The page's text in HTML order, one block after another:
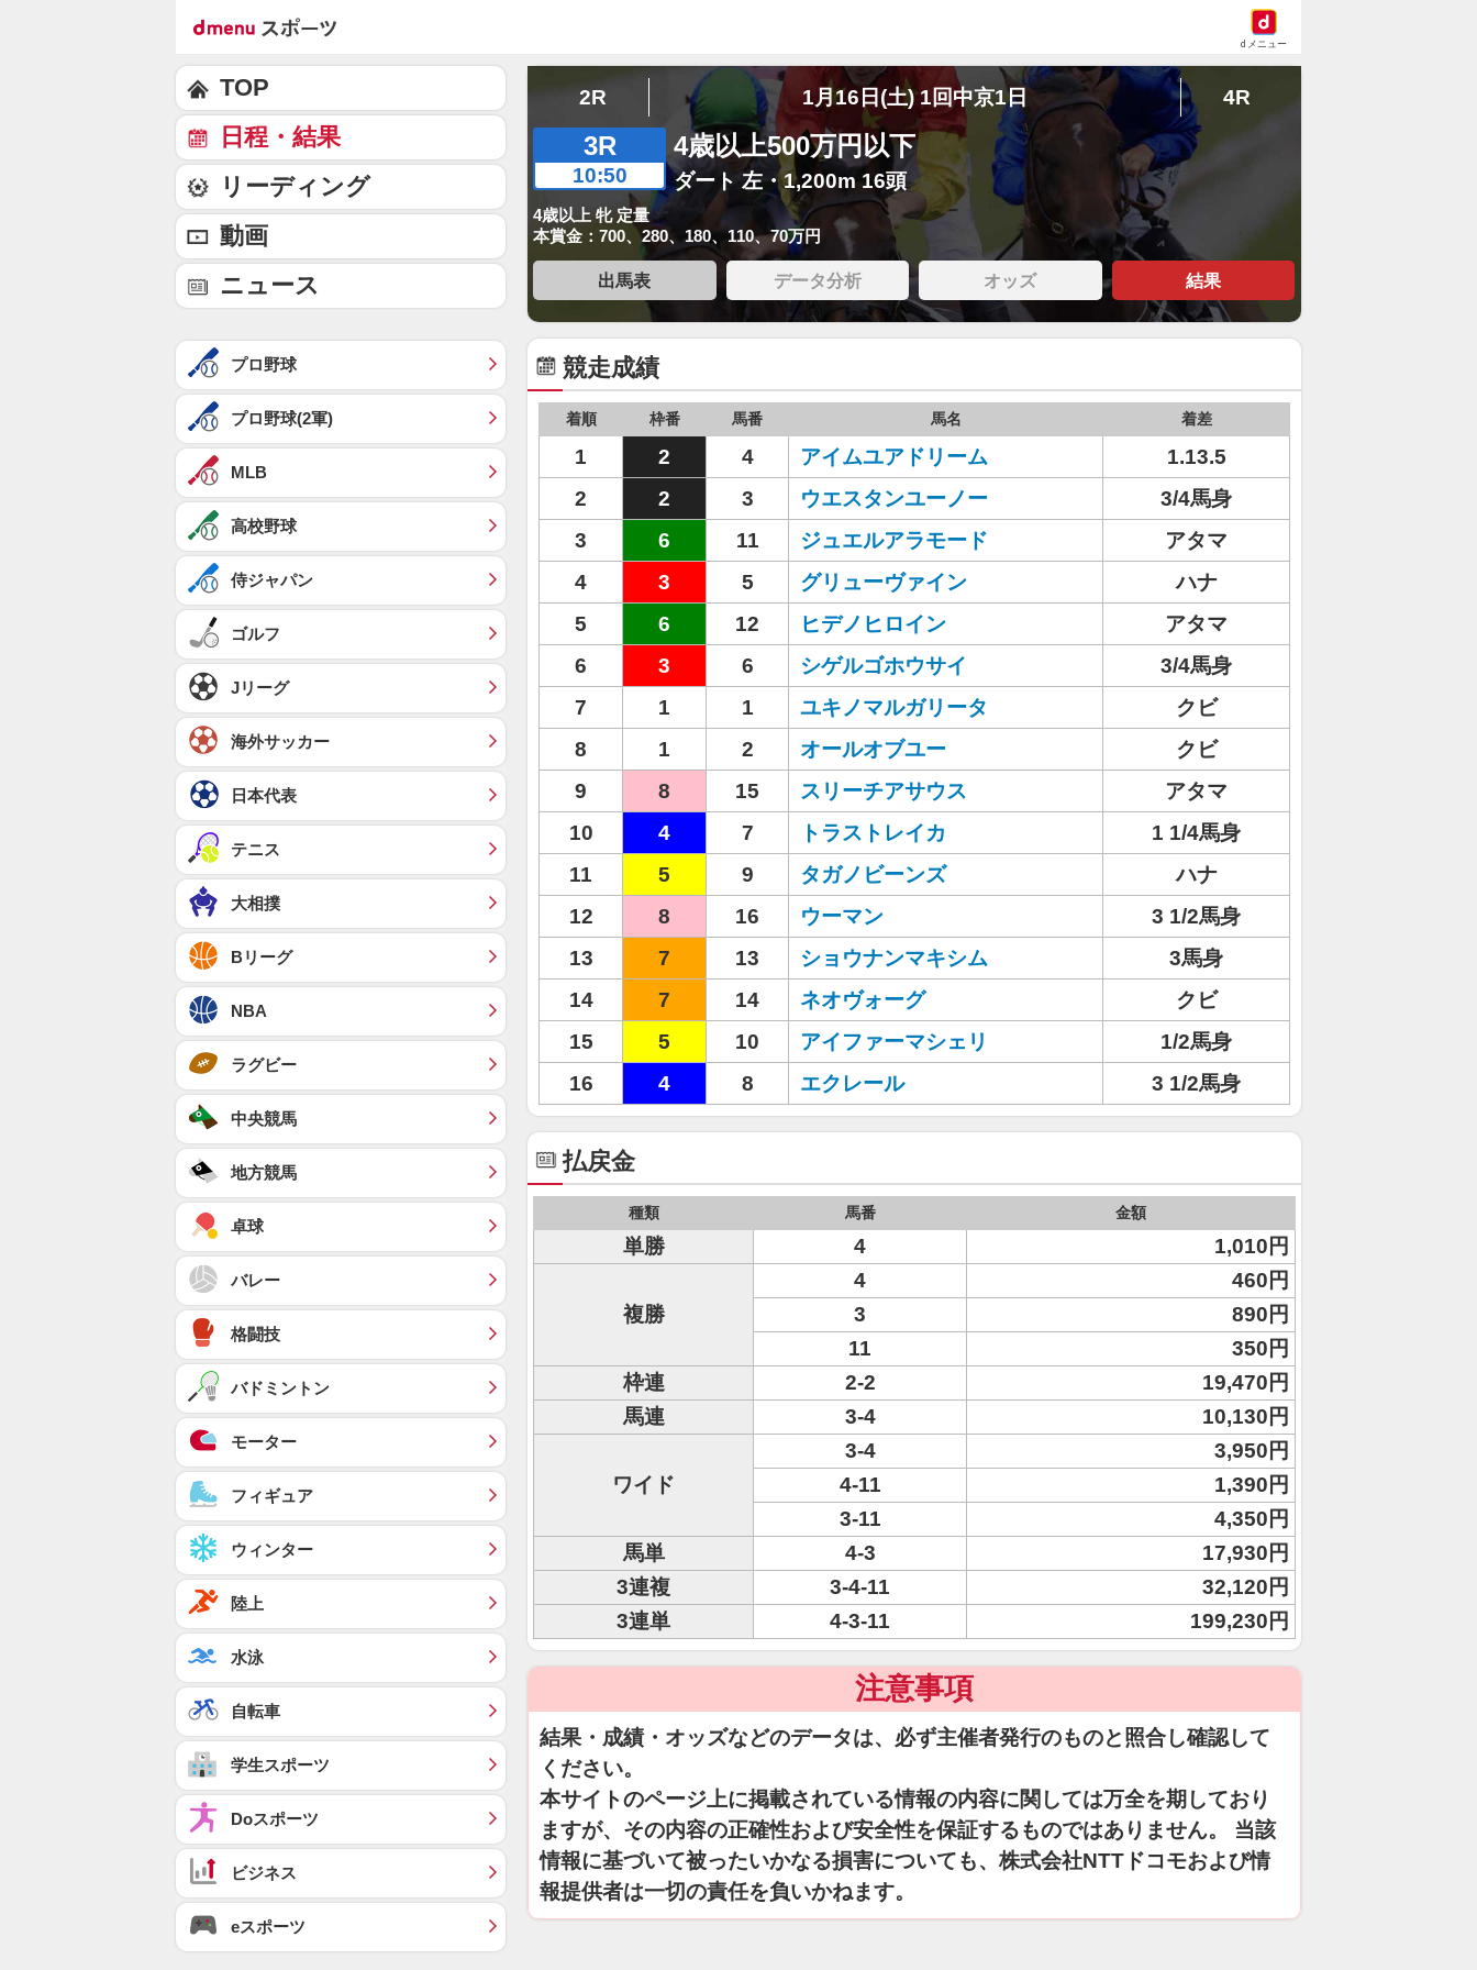
dメニュー
2R 1月16日(土) 1回中京1日 4R
3R
10:50
4歳以上500万円以下
ダート 左・1,200m 16頭
4歳以上 牝 定量
本賞金：700、280、180、110、70万円
出馬表 データ分析 オッズ 結果
競走成績
着順 枠番 馬番 馬名 着差
1 2 4 アイムユアドリーム
1.13.5
2
2 3 ウエスタンユーノー
3/4馬身
3
6 11 ジュエルアラモード
アタマ
4
3 5 グリューヴァイン
ハナ
5
6 12 ヒデノヒロイン
アタマ
6
3 6 シゲルゴホウサイ
3/4馬身
7
1 1 ユキノマルガリータ
クビ
8
1 2 オールオブユー
クビ
9
8 15 スリーチアサウス
アタマ
10
4 7 トラストレイカ
1 1/4馬身
11
5 9 タガノビーンズ
ハナ
12
8 16 ウーマン
3 1/2馬身
13
7 13 ショウナンマキシム
3馬身
14
7 14 ネオヴォーグ
クビ
15
5 10 アイファーマシェリ
1/2馬身
16
4 8 エクレール 3 1/2馬身
払戻金
種類 馬番 金額
単勝 4 1,010円
複勝
4
460円
3
890円
11
350円
枠連
2-2
19,470円
馬連
3-4 10,130円
ワイド
3-4
3,950円
4-11
1,390円
3-11
4,350円
馬単
4-3
17,930円
3連複
3-4-11
32,120円
3連単
4-3-11 199,230円
注意事項
結果・成績・オッズなどのデータは、必ず主催者発行のものと照合し確認して
ください。
本サイトのページ上に掲載されている情報の内容に関しては万全を期しており
ますが、その内容の正確性および安全性を保証するものではありません。 当該
情報に基づいて被ったいかなる損害についても、株式会社NTTドコモおよび情
報提供者は一切の責任を負いかねます。
TOP
日程・結果
リーディング
動画
ニュース
プロ野球
プロ野球(2軍)
MLB
高校野球
侍ジャパン
ゴルフ
Jリーグ
海外サッカー
日本代表
テニス
大相撲
Bリーグ
NBA
ラグビー
中央競馬
地方競馬
卓球
バレー
格闘技
バドミントン
モーター
フィギュア
ウィンター
陸上
水泳
自転車
学生スポーツ
Doスポーツ
ビジネス
eスポーツ